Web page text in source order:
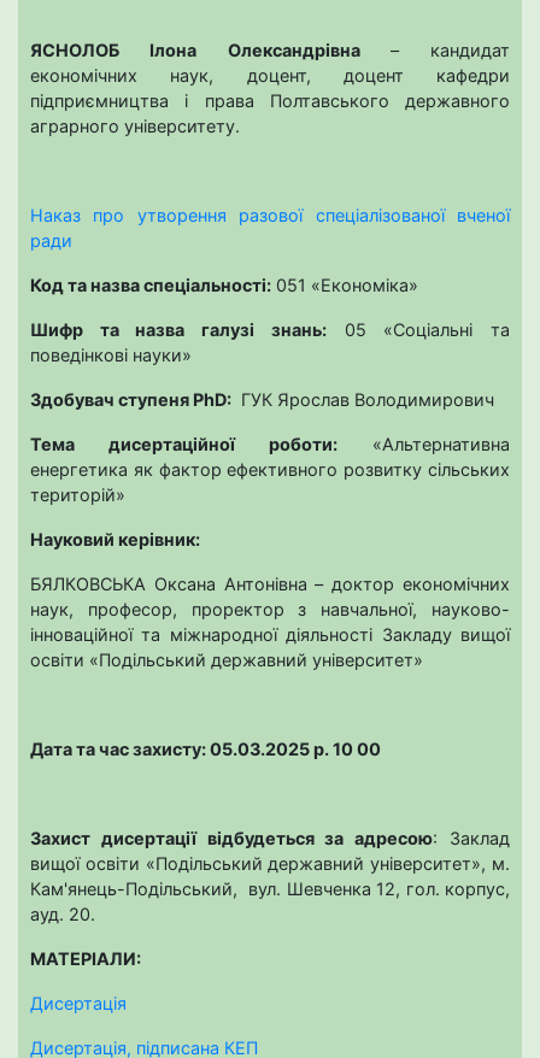
ЯСНОЛОБ Ілона Олександрівна – кандидат
економічних наук, доцент, доцент кафедри
підприємництва і права Полтавського державного
аграрного університету.
Наказ про утворення разової спеціалізованої вченої
ради
Код та назва спеціальності: 051 «Економіка»
Шифр та назва галузі знань:05 «Соціальні та
поведінкові науки»
Здобувач ступеня PhD: ГУК Ярослав Володимирович
Тема дисертаційної роботи: «Альтернативна
енергетика як фактор ефективного розвитку сільських
територій»
Науковий керівник:
БЯЛКОВСЬКА Оксана Антонівна – доктор економічних
наук, професор, проректор з навчальної, науково-
інноваційної та міжнародної діяльності Закладу вищої
освіти «Подільський державний університет»
Дата та час захисту: 05.03.2025 р. 10 00
Захист дисертації відбудеться за адресою: Заклад
вищої освіти «Подільський державний університет», м.
Кам'янець-Подільський, вул. Шевченка 12, гол. корпус,
ауд. 20.
МАТЕРІАЛИ:
Дисертація
Дисертація, підписана КЕП